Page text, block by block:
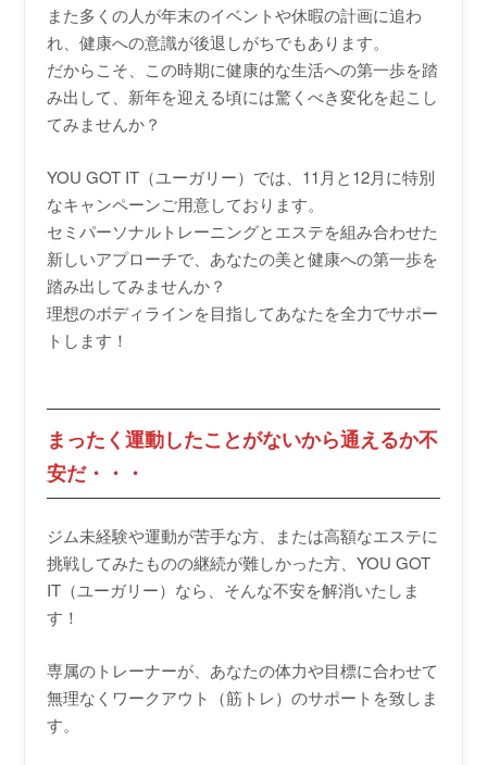
また多くの人が年末のイベントや休暇の計画に追わ
れ、健康への意識が後退しがちでもあります。
だからこそ、この時期に健康的な生活への第一歩を踏
み出して、新年を迎える頃には驚くべき変化を起こし
てみませんか？
YOU GOT IT（ユーガリー）では、11月と12月に特別
なキャンペーンご用意しております。
セミパーソナルトレーニングとエステを組み合わせた
新しいアプローチで、あなたの美と健康への第一歩を
踏み出してみませんか？
理想のボディラインを目指してあなたを全力でサポー
トします！
まったく運動したことがないから通えるか不
安だ・・・
ジム未経験や運動が苦手な方、または高額なエステに
挑戦してみたものの継続が難しかった方、YOU GOT
IT（ユーガリー）なら、そんな不安を解消いたしま
す！
専属のトレーナーが、あなたの体力や目標に合わせて
無理なくワークアウト（筋トレ）のサポートを致しま
す。